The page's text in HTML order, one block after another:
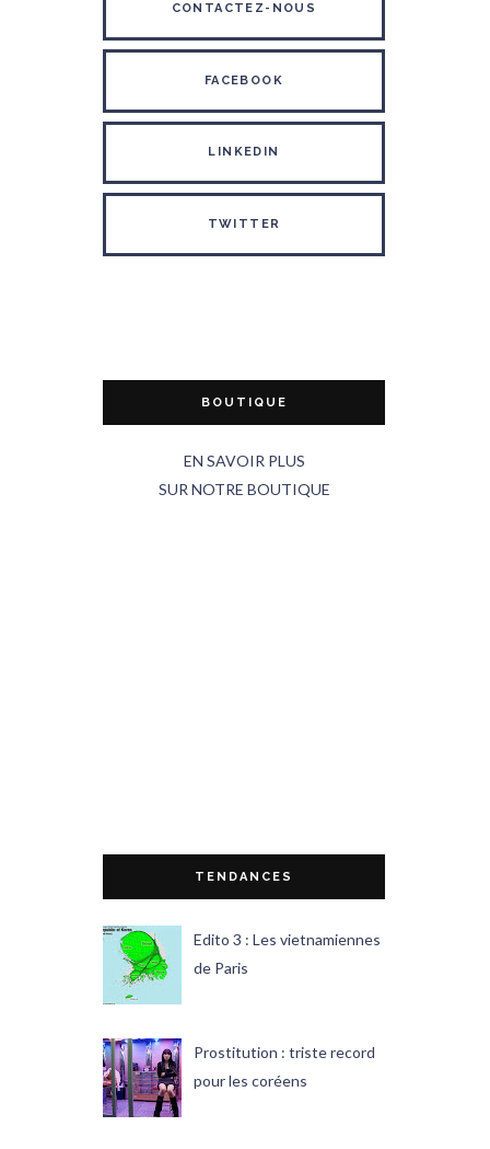
CONTACTEZ-NOUS
FACEBOOK
LINKEDIN
TWITTER
BOUTIQUE
EN SAVOIR PLUS
SUR NOTRE BOUTIQUE
TENDANCES
Edito 3 : Les vietnamiennes
de Paris
Prostitution : triste record
pour les coréens